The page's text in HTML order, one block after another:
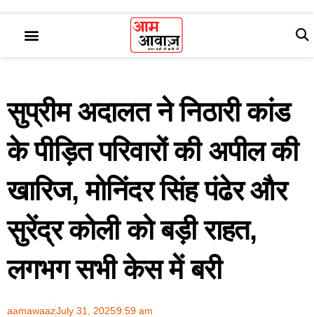
सुप्रीम अदालत ने निठारी कांड
के पीड़ित परिवारों की अपील की
खारिज, मोनिंदर सिंह पंढेर और
सुरेंद्र कोली को बड़ी राहत,
लगभग सभी केस में बरी
aamawaazJuly 31, 20259:59 am